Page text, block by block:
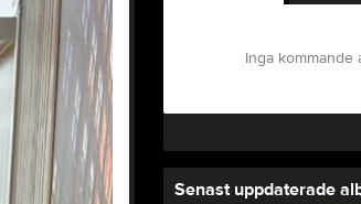
Inga kommande
Senast uppdaterade